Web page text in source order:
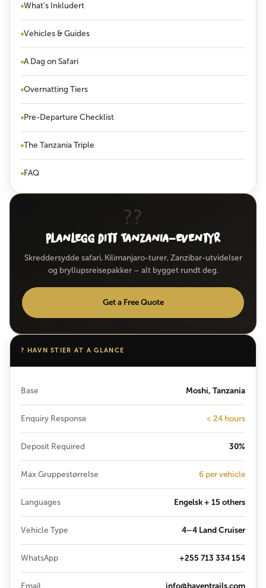
What's Inkludert
Vehicles & Guides
A Dag on Safari
Overnatting Tiers
Pre-Departure Checklist
The Tanzania Triple
FAQ
??
Planlegg ditt Tanzania-eventyr
Skreddersydde safari, Kilimanjaro-turer, Zanzibar-utvidelser
og bryllupsreisepakker – alt bygget rundt deg.
Get a Free Quote
? HAVN STIER AT A GLANCE
Base Moshi, Tanzania
Enquiry Response < 24 hours
Deposit Required 30%
Max Gruppestørrelse 6 per vehicle
Languages Engelsk + 15 others
Vehicle Type 4–4 Land Cruiser
WhatsApp +255 713 334 154
Email info@haventrails.com